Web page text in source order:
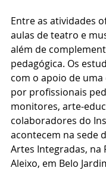
Entre as atividades
aulas de teatro e
além de
pedagógica. Os
com o apoio de
por profissionais
monitores, arte-
colaboradores do
acontecem na sede
Artes Integradas, na
Aleixo, em Belo